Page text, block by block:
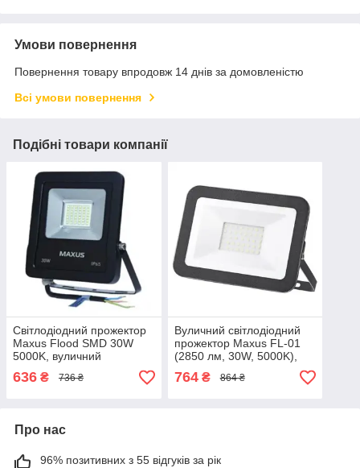
Умови повернення
Повернення товару впродовж 14 днів за домовленістю
Всі умови повернення
Подібні товари компанії
Світлодіодний прожектор
Maxus Flood SMD 30W
5000K, вуличний
вологозахищений LED
світильник IP65
636 ₴ 736 ₴
Вуличний світлодіодний
прожектор Maxus FL-01
(2850 лм, 30W, 5000K),
вологозахищений LED
ліхтар IP65, чорний
764₴ 864 ₴
Про нас
96% позитивних з 55 відгуків за рік